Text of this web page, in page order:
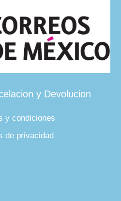
y Devolucion
y condiciones
de privacidad